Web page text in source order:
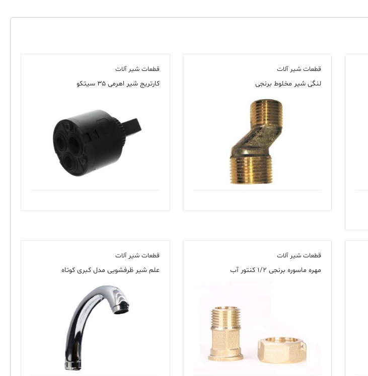
قطعات شیر آلات
لنگی شیر مخلوط برنجی
قطعات شیر آلات
کارتریج شیر اهرمی ۳۵ سیتکو
قطعات شیر آلات
مهره ماسوره برنجی ۱/۲ کنتور آب
قطعات شیر آلات
علم شیر ظرفشویی مدل کبری کوتاه